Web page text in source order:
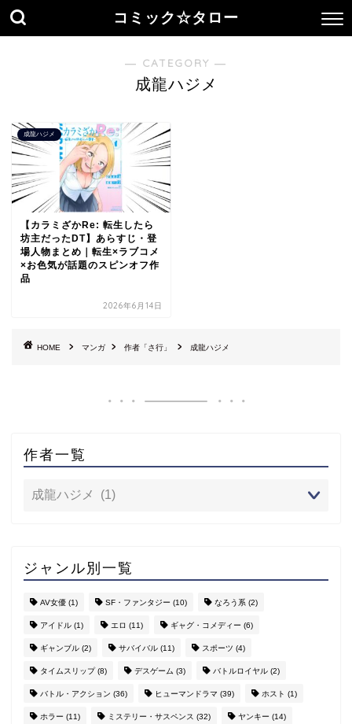
コミック☆タロー
― CATEGORY ―
成龍ハジメ
成龍ハジメ
【カラミざかRe: 転生したら
坊主だったDT】あらすじ・登
場人物まとめ｜転生×ラブコメ
×お色気が話題のスピンオフ作
品
2026年6月14日
HOME マンガ 作者「さ行」 成龍ハジメ
作者一覧
ジャンル別一覧
AV女優 (1) SF・ファンタジー (10) なろう系 (2)
アイドル (1) エロ (11) ギャグ・コメディー (6)
ギャンブル (2) サバイバル (11) スポーツ (4)
タイムスリップ(8) デスゲーム (3) バトルロイヤル (2)
バトル・アクション (36) ヒューマンドラマ (39) ホスト (1)
ホラー (11) ミステリー・サスペンス (32) ヤンキー (14)